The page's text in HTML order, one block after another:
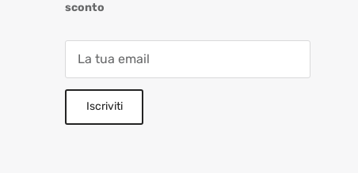
sconto
Iscriviti